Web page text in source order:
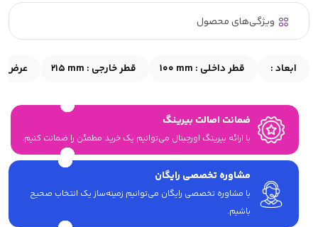
ویژگی‌های محصول
ابعاد : قطر داخلی : 100 mm قطر خارجی : 215 mm عرض :
ضمانت اصالت بیرینگ
با ارائه بیرینگ اورجینال می‎‌توانیم یک خرید مطمئن را ضمانت کنیم.
مشاوره تخصصی رایگان
با مشاوره تخصصی رایگان می‌توانیم زمینه‌ساز یک انتخاب صحیح
باشیم.